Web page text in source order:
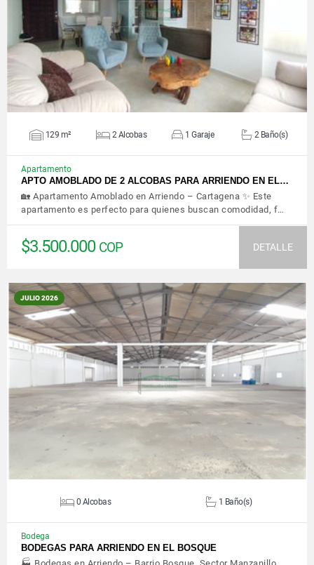
VER DETALLES
129 m² 2 Alcobas 1 Garaje 2 Baño(s)
Apartamento
APTO AMOBLADO DE 2 ALCOBAS PARA ARRIENDO EN EL…
🏡 Apartamento Amoblado en Arriendo – Cartagena ✨ Este
apartamento es perfecto para quienes buscan comodidad, f…
$3.500.000 COP DETALLE
JULIO 2026
VER DETALLES
0 Alcobas 1 Baño(s)
Bodega
BODEGAS PARA ARRIENDO EN EL BOSQUE